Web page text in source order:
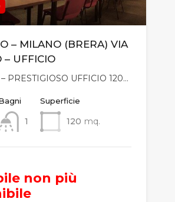
– MILANO (BRERA) VIA
– UFFICIO
PRESTIGIOSO UFFICIO 120…
1
Superficie
120 mq.
non più